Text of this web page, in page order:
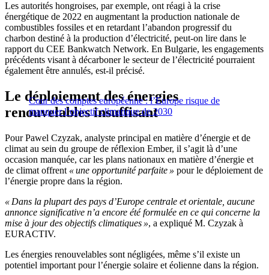
Les autorités hongroises, par exemple, ont réagi à la crise
énergétique de 2022 en augmentant la production nationale de
combustibles fossiles et en retardant l’abandon progressif du
charbon destiné à la production d’électricité, peut-on lire dans le
rapport du CEE Bankwatch Network. En Bulgarie, les engagements
précédents visant à décarboner le secteur de l’électricité pourraient
également être annulés, est-il précisé.
Cour des comptes européenne : l’Europe risque de
manquer l’objectif climatique de 2030
Le déploiement des énergies
renouvelables insuffisant
Pour Pawel Czyzak, analyste principal en matière d’énergie et de
climat au sein du groupe de réflexion Ember, il s’agit là d’une
occasion manquée, car les plans nationaux en matière d’énergie et
de climat offrent « une opportunité parfaite » pour le déploiement de
l’énergie propre dans la région.
« Dans la plupart des pays d’Europe centrale et orientale, aucune
annonce significative n’a encore été formulée en ce qui concerne la
mise à jour des objectifs climatiques », a expliqué M. Czyzak à
EURACTIV.
Les énergies renouvelables sont négligées, même s’il existe un
potentiel important pour l’énergie solaire et éolienne dans la région.